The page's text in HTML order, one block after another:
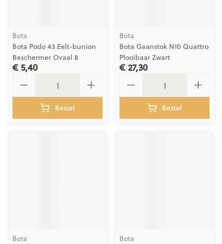
Bota
Bota Podo 43 Eelt-bunion
Beschermer Ovaal 8
€ 5,40
Bestel
Bota
Bota Gaanstok N10 Quattro
Plooibaar Zwart
€ 27,30
Bestel
Bota Bota